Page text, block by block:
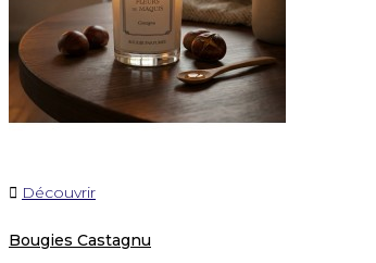
 Découvrir
Bougies Castagnu